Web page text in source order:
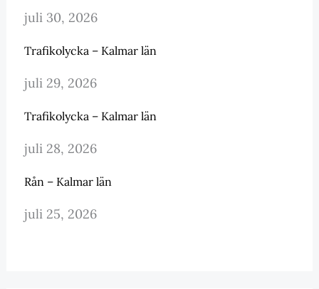
juli 30, 2026
Trafikolycka – Kalmar län
juli 29, 2026
Trafikolycka – Kalmar län
juli 28, 2026
Rån – Kalmar län
juli 25, 2026